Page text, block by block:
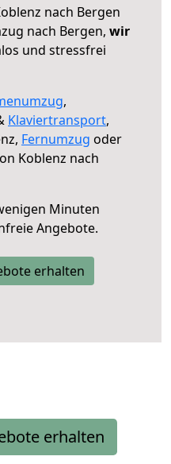
nach Bergen
nach Bergen, wir
und stressfrei
,
Klaviertransport,
Fernumzug oder
Koblenz nach
Minuten
Angebote.
erhalten
erhalten